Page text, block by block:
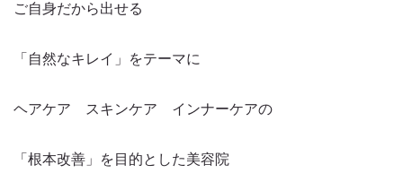
ご自身だから出せる
「自然なキレイ」をテーマに
ヘアケア スキンケア インナーケアの
「根本改善」を目的とした美容院